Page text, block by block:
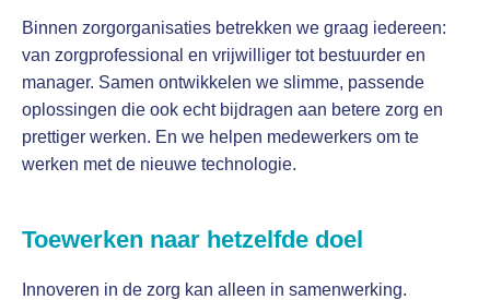
Binnen zorgorganisaties betrekken we graag iedereen:
van zorgprofessional en vrijwilliger tot bestuurder en
manager. Samen ontwikkelen we slimme, passende
oplossingen die ook echt bijdragen aan betere zorg en
prettiger werken. En we helpen medewerkers om te
werken met de nieuwe technologie.
Toewerken naar hetzelfde doel
Innoveren in de zorg kan alleen in samenwerking.